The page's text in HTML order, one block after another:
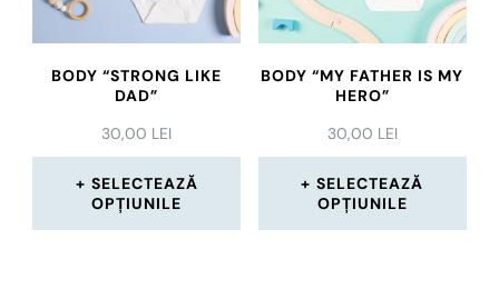
Opțiunile
pot
fi
alese
în
pagina
produsului.
Opțiunile
pot
fi
alese
în
pagina
produsului.
BODY “STRONG LIKE
DAD”
30,00 LEI
SELECTEAZĂ
OPȚIUNILE
BODY “MY FATHER IS MY
HERO”
30,00 LEI
SELECTEAZĂ
OPȚIUNILE